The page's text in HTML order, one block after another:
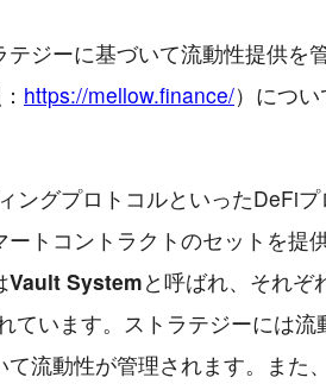
ジーに基づいて流動性提供を
https://mellow.finance/）につ
ングプロトコルといったDeFi
トコントラクトのセットを提
Vault Systemと呼ばれ、それぞ
ています。ストラテジーには流
流動性が管理されます。また